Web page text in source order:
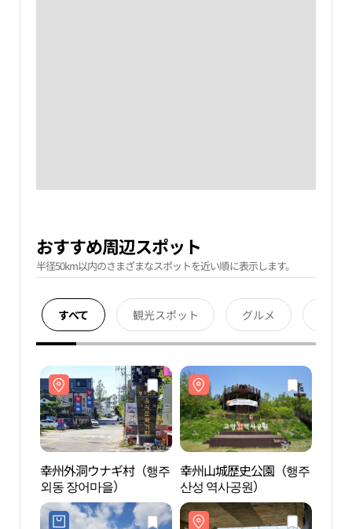
おすすめ周辺スポット
半径50km以内のさまざまなスポットを近い順に表示します。
すべて 観光スポット グルメ
幸州外洞ウナギ村（행주
외동 장어마을）
幸州山城歴史公園（행주
산성 역사공원）